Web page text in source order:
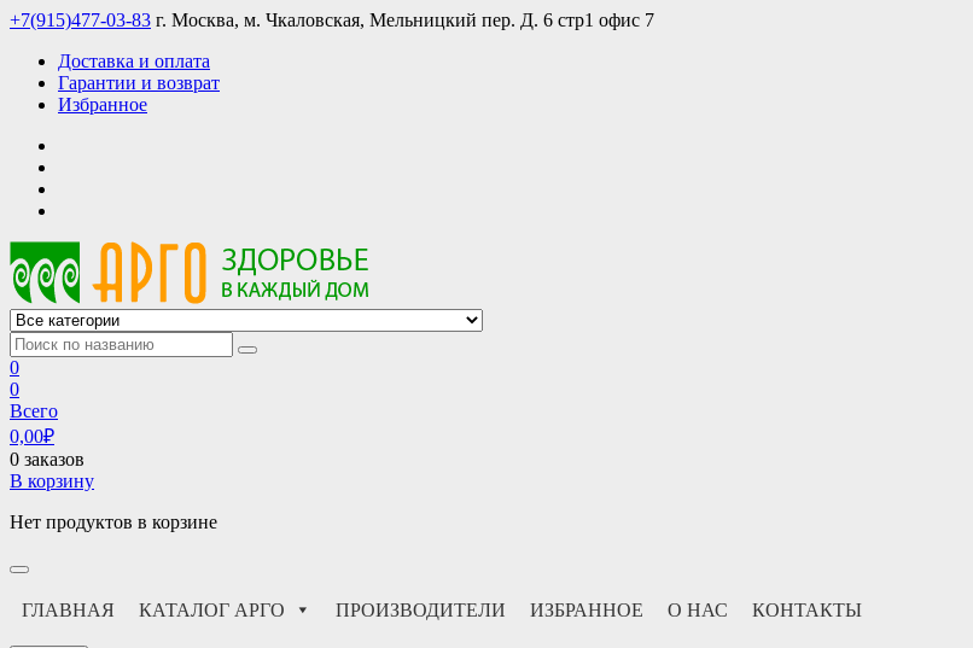
Skip
content
+7(915)477-03-83 г. Москва, м. Чкаловская, Мельницкий пер. Д. 6 стр1 офис 7
Доставка и оплата
Гарантии и возврат
Избранное
АРГО интернет магазин, доставка в Москве и по всей России
АРГО каталог каталог продукции, официальные цены
0
0
Всего
0,00₽
0 заказов
В корзину
Нет продуктов в корзине
ГЛАВНАЯ КАТАЛОГ АРГО ПРОИЗВОДИТЕЛИ ИЗБРАННОЕ О НАС КОНТАКТЫ